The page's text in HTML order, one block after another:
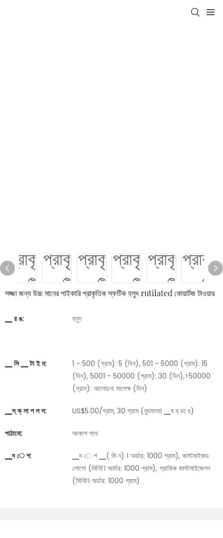
সজ্জা জন্য উচ্চ মানের পাইকারি প্রাকৃতিক স্ফটিক হলুদ rutilated কোয়ার্টজ টাওয়ার
▁ র ঙ: হলুদ
▁ লি ▁ টা ই ম:
1 - 500 (গ্রাম): 5 (দিন), 501 - 5000 (গ্রাম): 15
(দিন), 5001 - 50000 (গ্রাম): 30 (দিন),>50000
(গ্রাম): আলোচনা সাপেক্ষ (দিন)
▁স্ ক্ লা প ল স: US$5.00/গ্রাম, 30 গ্রাম (ন্যূনতম। ▁ব র্ ডা র)
পাঠানো: আকাশ পথে
▁দ ে শ:
▁দ ে শ ▁( মি ন) । অর্ডার: 1000 গ্রাম), কাস্টমাইজড
লোগো (মিনিট। অর্ডার: 1000 গ্রাম), গ্রাফিক কাস্টমাইজেশন
(মিনিট। অর্ডার: 1000 গ্রাম)